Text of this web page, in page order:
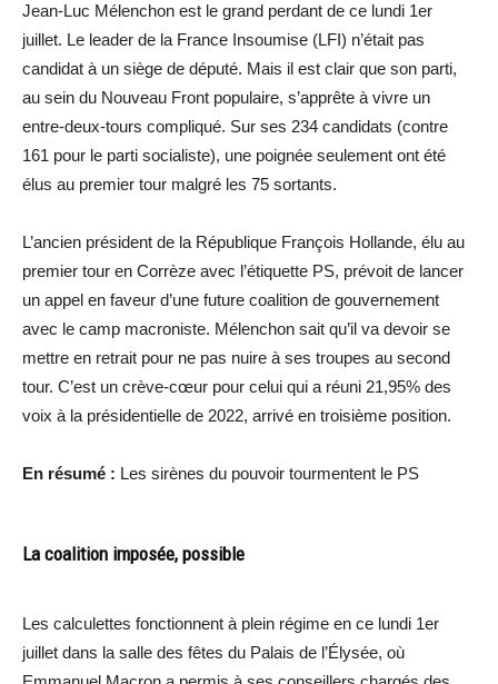
Jean-Luc Mélenchon est le grand perdant de ce lundi 1er
juillet. Le leader de la France Insoumise (LFI) n’était pas
candidat à un siège de député. Mais il est clair que son parti,
au sein du Nouveau Front populaire, s’apprête à vivre un
entre-deux-tours compliqué. Sur ses 234 candidats (contre
161 pour le parti socialiste), une poignée seulement ont été
élus au premier tour malgré les 75 sortants.
L’ancien président de la République François Hollande, élu au
premier tour en Corrèze avec l’étiquette PS, prévoit de lancer
un appel en faveur d’une future coalition de gouvernement
avec le camp macroniste. Mélenchon sait qu’il va devoir se
mettre en retrait pour ne pas nuire à ses troupes au second
tour. C’est un crève-cœur pour celui qui a réuni 21,95% des
voix à la présidentielle de 2022, arrivé en troisième position.
En résumé : Les sirènes du pouvoir tourmentent le PS
La coalition imposée, possible
Les calculettes fonctionnent à plein régime en ce lundi 1er
juillet dans la salle des fêtes du Palais de l’Élysée, où